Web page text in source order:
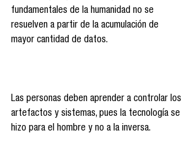
fundamentales de la humanidad no se
resuelven a partir de la acumulación de
mayor cantidad de datos.
Las personas deben aprender a controlar los
artefactos y sistemas, pues la tecnología se
hizo para el hombre y no a la inversa.